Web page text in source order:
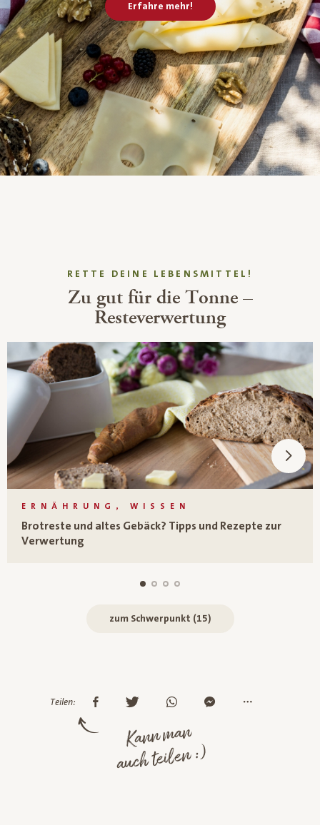
Erfahre mehr!
RETTE DEINE LEBENSMITTEL!
Zu gut für die Tonne –
Resteverwertung
ERNÄHRUNG, WISSEN
Brotreste und altes Gebäck? Tipps und Rezepte zur
Verwertung
zum Schwerpunkt (15)
Teilen:
Kann man
auch teilen :)